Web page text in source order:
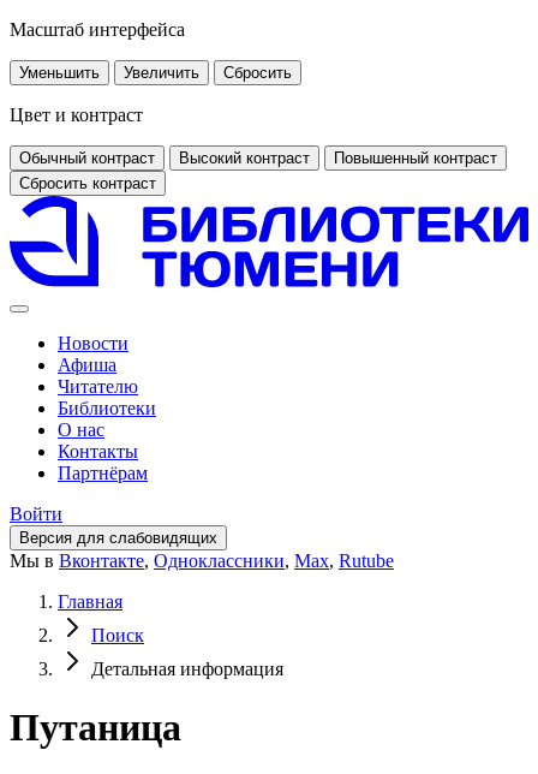
Масштаб интерфейса
Уменьшить Увеличить Сбросить
Цвет и контраст
Обычный контраст Высокий контраст
Повышенный контраст
Сбросить контраст
Новости
Афиша
Читателю
Библиотеки
О нас
Контакты
Партнёрам
Войти
Версия для слабовидящих
Мы в Вконтакте, Одноклассники, Max, Rutube
Главная
Поиск
Детальная информация
Путаница